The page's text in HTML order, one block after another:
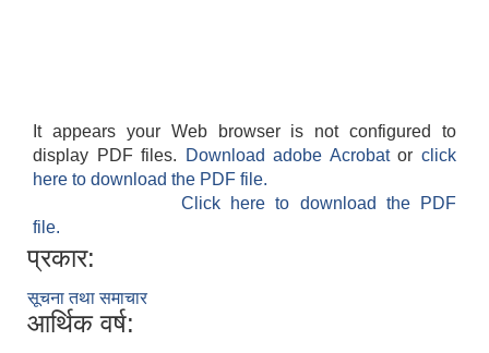
It appears your Web browser is not configured to
display PDF files.
Download adobe Acrobatorclick
here to download the PDF file.
Click here to download the PDF
file.
प्रकार:
सूचना तथा समाचार
आर्थिक वर्ष: